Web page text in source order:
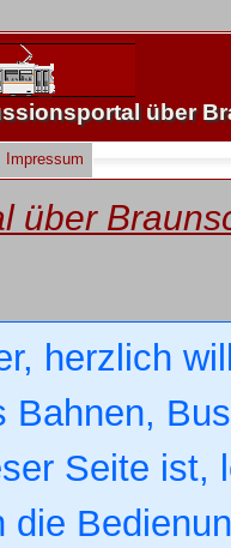
über
Impressum
über
herzlich
Bahnen,
Seite
die